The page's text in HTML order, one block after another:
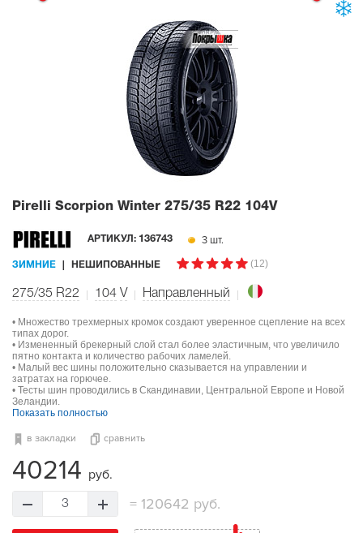
Pirelli Scorpion Winter 275/35 R22 104V
АРТИКУЛ: 136743 3 шт.
ЗИМНИЕ НЕШИПОВАННЫЕ (12)
275/35 R22 104 V Направленный
• Множество трехмерных кромок создают уверенное сцепление на всех
типах дорог.
• Измененный брекерный слой стал более эластичным, что увеличило
пятно контакта и количество рабочих ламелей.
• Малый вес шины положительно сказывается на управлении и
затратах на горючее.
• Тесты шин проводились в Скандинавии, Центральной Европе и Новой
Зеландии.
Показать полностью
в закладки сравнить
40214 руб.
3 =120642 руб.